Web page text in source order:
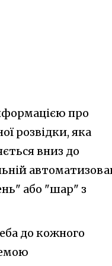
про
розвідки, яка
вниз до
або "шар" з
до кожного